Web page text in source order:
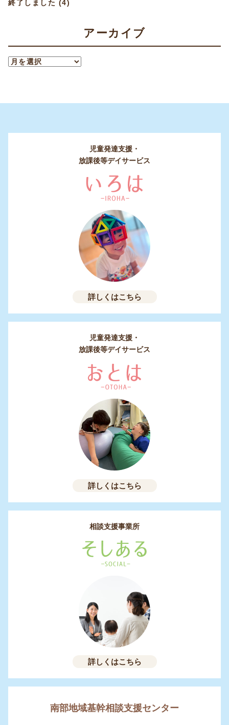
終了しました (4)
アーカイブ
児童発達支援・
放課後等デイサービス
詳しくはこちら
児童発達支援・
放課後等デイサービス
詳しくはこちら
相談支援事業所
詳しくはこちら
南部地域基幹相談支援センター